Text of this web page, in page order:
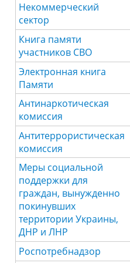
Некоммерческий
сектор
Книга памяти
участников СВО
Электронная книга
Памяти
Антинаркотическая
комиссия
Антитеррористическая
комиссия
Меры социальной
поддержки для
граждан, вынужденно
покинувших
территории Украины,
ДНР и ЛНР
Роспотребнадзор